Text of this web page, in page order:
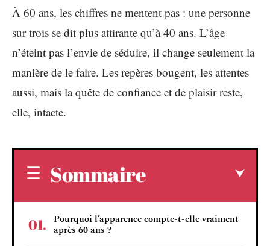
À 60 ans, les chiffres ne mentent pas : une personne
sur trois se dit plus attirante qu’à 40 ans. L’âge
n’éteint pas l’envie de séduire, il change seulement la
manière de le faire. Les repères bougent, les attentes
aussi, mais la quête de confiance et de plaisir reste,
elle, intacte.
Sommaire
Pourquoi l’apparence compte-t-elle vraiment
après 60 ans ?